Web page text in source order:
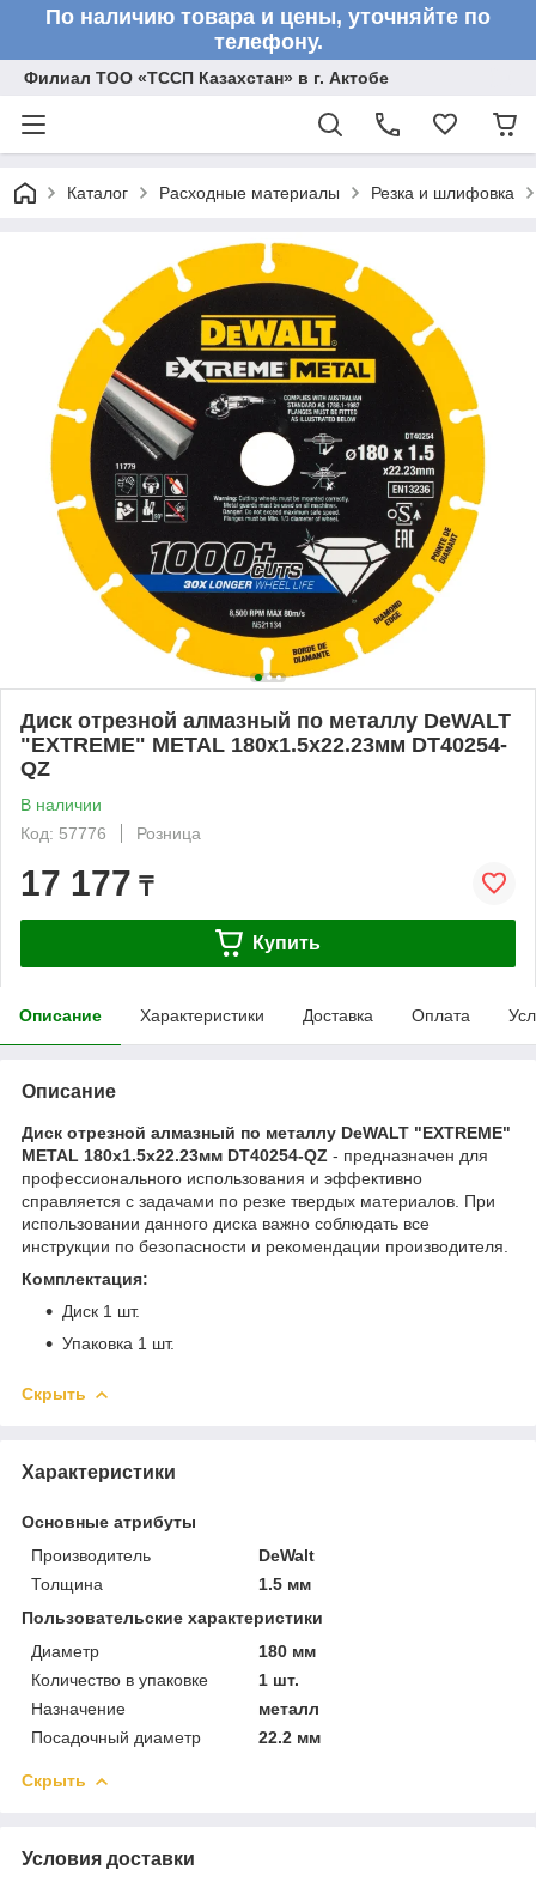
По наличию товара и цены, уточняйте по
телефону.
Филиал ТОО «ТССП Казахстан» в г. Актобе
Каталог Расходные материалы Резка и шлифовка
Диск отрезной алмазный по металлу DeWALT
"EXTREME" METAL 180х1.5х22.23мм DT40254-
QZ
В наличии
Код: 57776
Розница
17 177 ₸
Купить
Описание Характеристики Доставка Оплата
Описание
Диск отрезной алмазный по металлу DeWALT "EXTREME"
METAL 180х1.5х22.23мм DT40254-QZ - предназначен для
профессионального использования и эффективно
справляется с задачами по резке твердых материалов. При
использовании данного диска важно соблюдать все
инструкции по безопасности и рекомендации производителя.
Комплектация:
Диск 1 шт.
Упаковка 1 шт.
Скрыть
Характеристики
Основные атрибуты
Производитель
DeWalt
Толщина
1.5 мм
Пользовательские характеристики
Диаметр
180 мм
Количество в упаковке
1 шт.
Назначение
металл
Посадочный диаметр
22.2 мм
Скрыть
Условия доставки